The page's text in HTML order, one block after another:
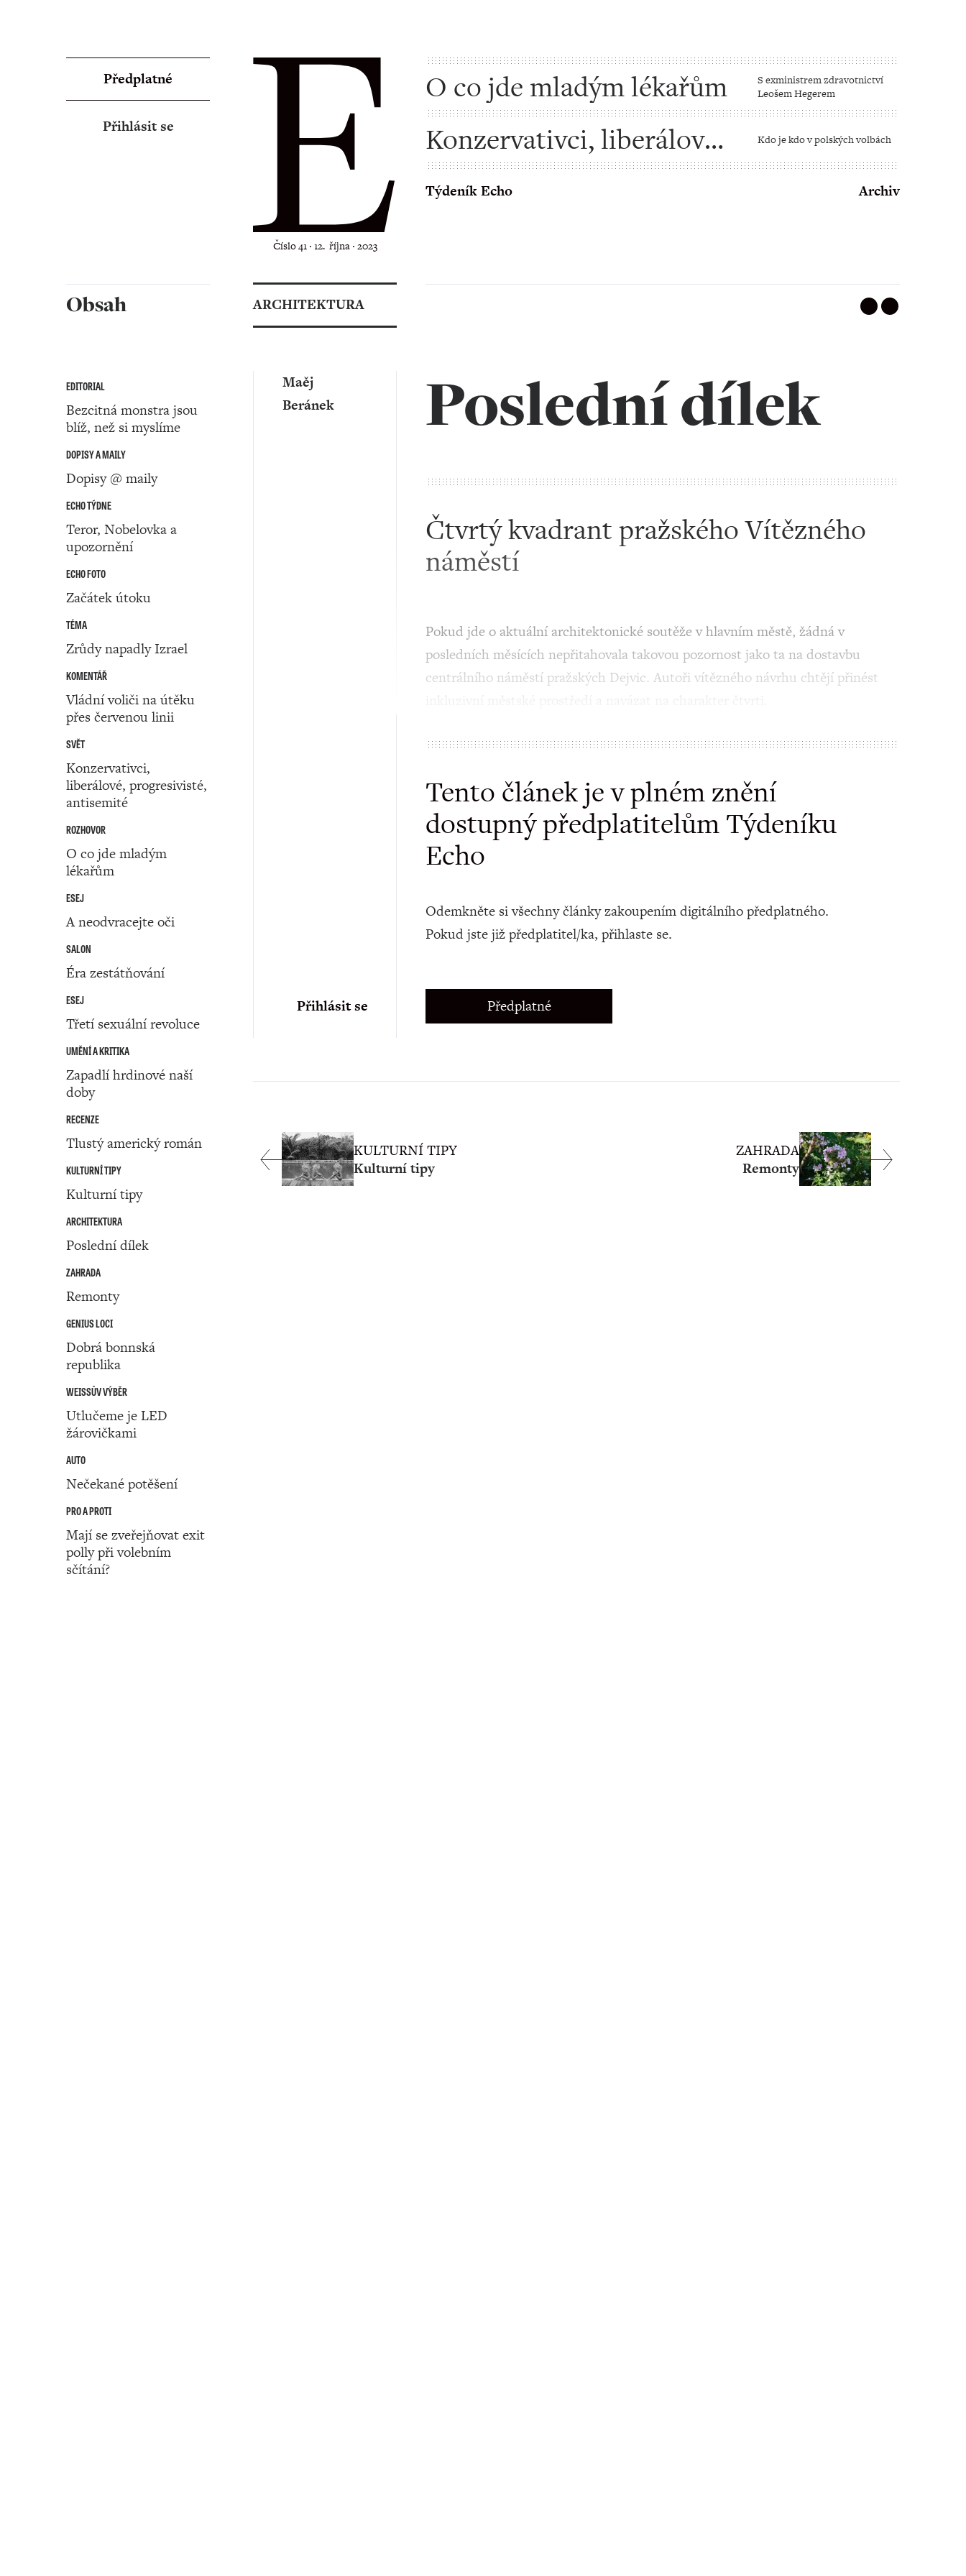
Číslo 41 ‧ 12. října ‧ 2023
O co jde mladým lékařům
S exministrem zdravotnictví
Leošem Hegerem
Konzervativci, liberálové,
progresivisté, antisemité
Kdo je kdo v polských volbách
Týdeník Echo Archiv
Předplatné
Přihlásit se
Obsah
EDITORIAL
Bezcitná monstra jsou
blíž, než si myslíme
DOPISY A MAILY
Dopisy @ maily
ECHO TÝDNE
Teror, Nobelovka a
upozornění
ECHO FOTO
Začátek útoku
TÉMA
Zrůdy napadly Izrael
KOMENTÁŘ
Vládní voliči na útěku
přes červenou linii
SVĚT
Konzervativci,
liberálové, progresivisté,
antisemité
ROZHOVOR
O co jde mladým
lékařům
ESEJ
A neodvracejte oči
SALON
Éra zestátňování
ESEJ
Třetí sexuální revoluce
UMĚNÍ A KRITIKA
Zapadlí hrdinové naší
doby
RECENZE
Tlustý americký román
KULTURNÍ TIPY
Kulturní tipy
ARCHITEKTURA
Poslední dílek
ZAHRADA
Remonty
GENIUS LOCI
Dobrá bonnská
republika
WEISSŮV VÝBĚR
Utlučeme je LED
žárovičkami
AUTO
Nečekané potěšení
PRO A PROTI
Mají se zveřejňovat exit
polly při volebním
sčítání?
ARCHITEKTURA
Poslední dílek
Čtvrtý kvadrant pražského Vítězného
náměstí
Maěj
Beránek
Pokud jde o aktuální architektonické soutěže v hlavním městě, žádná v
posledních měsících nepřitahovala takovou pozornost jako ta na dostavbu
centrálního náměstí pražských Dejvic. Autoři vítězného návrhu chtějí přinést
Tento článek je v plném znění
dostupný předplatitelům Týdeníku
Echo
Odemkněte si všechny články zakoupením digitálního předplatného.
Pokud jste již předplatitel/ka, přihlaste se.
Předplatné
Přihlásit se
ZAHRADA
Remonty
KULTURNÍ TIPY
Kulturní tipy